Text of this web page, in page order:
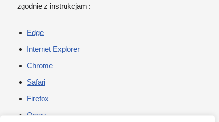
zgodnie z instrukcjami:
Edge
Internet Explorer
Chrome
Safari
Firefox
Opera